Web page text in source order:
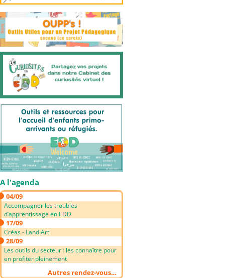
A l'agenda
04/09
Accompagner les troubles
d’apprentissage en EDD
17/09
Créas - Land Art
28/09
Les outils du secteur : les connaître pour
en profiter pleinement
Autres rendez-vous…